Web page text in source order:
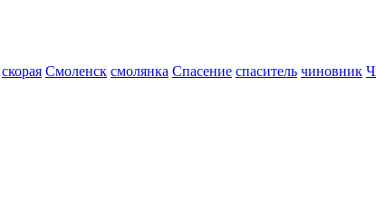
скорая Смоленск смолянка Спасение спаситель чиновник